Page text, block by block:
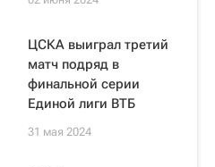
ЦСКА выиграл третий
матч подряд в
финальной серии
Единой лиги ВТБ
31 мая 2024